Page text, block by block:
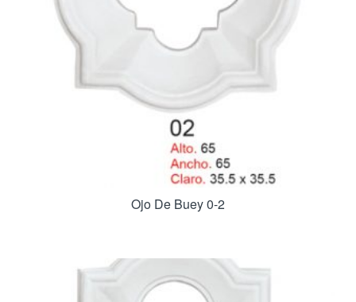
Ojo De Buey 0-2